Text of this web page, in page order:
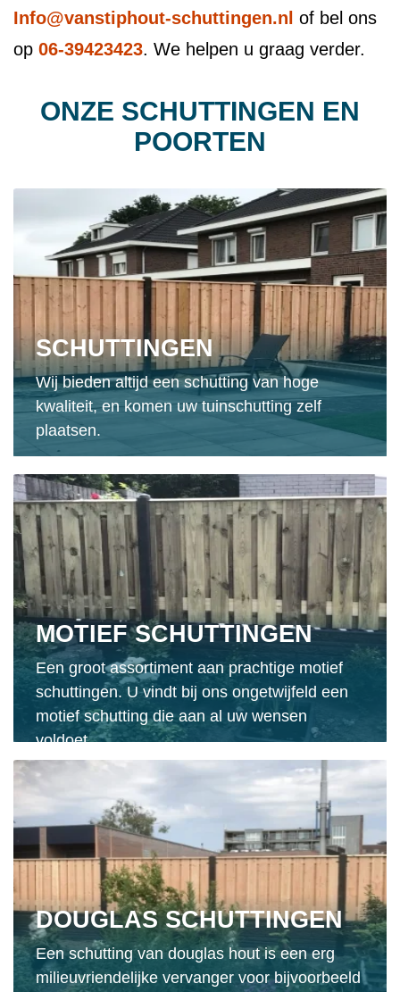
Info@vanstiphout-schuttingen.nl of bel ons
op 06-39423423. We helpen u graag verder.
ONZE SCHUTTINGEN EN
POORTEN
SCHUTTINGEN
Wij bieden altijd een schutting van hoge
kwaliteit, en komen uw tuinschutting zelf
plaatsen.
MOTIEF SCHUTTINGEN
Een groot assortiment aan prachtige motief
schuttingen. U vindt bij ons ongetwijfeld een
motief schutting die aan al uw wensen
voldoet.
DOUGLAS SCHUTTINGEN
Een schutting van douglas hout is een erg
milieuvriendelijke vervanger voor bijvoorbeeld